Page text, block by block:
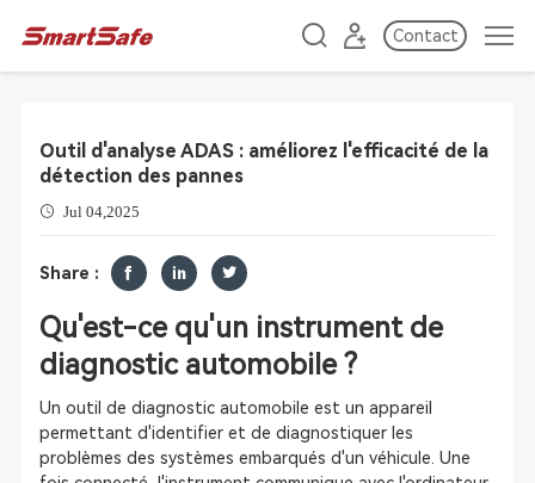
Contact
Outil d'analyse ADAS : améliorez l'efficacité de la
détection des pannes
Jul 04,2025
Share :
Qu'est-ce qu'un instrument de
diagnostic automobile ?
Un outil de diagnostic automobile est un appareil
permettant d'identifier et de diagnostiquer les
problèmes des systèmes embarqués d'un véhicule. Une